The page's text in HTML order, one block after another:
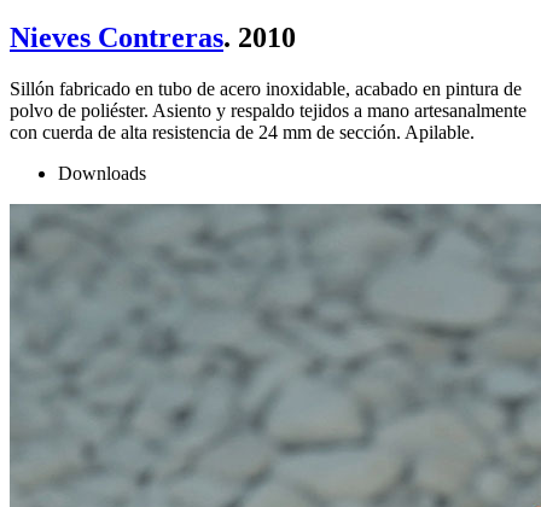
Nieves Contreras. 2010
Sillón fabricado en tubo de acero inoxidable, acabado en pintura de
polvo de poliéster. Asiento y respaldo tejidos a mano artesanalmente
con cuerda de alta resistencia de 24 mm de sección. Apilable.
Downloads